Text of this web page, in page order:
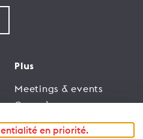
Plus
Meetings & events
Congrès
Trade
en priorité.